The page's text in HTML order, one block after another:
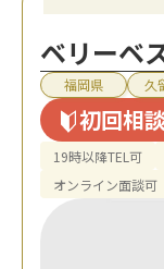
ベリーベ
福岡県 久
初回相
19時以降TEL可
オンライン面談可